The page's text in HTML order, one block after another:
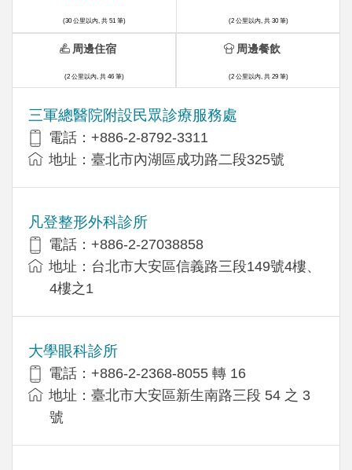
(30 公里以內, 共 51 筆)
三軍總醫院附設民眾診療服務處
電話：+886-2-8792-3311
地址：臺北市內湖區成功路二段325號
凡登整形外科診所
電話：+886-2-27038858
地址：台北市大安區信義路三段149號4樓、
4樓之1
大學眼科診所
電話：+886-2-2368-8055 轉 16
地址：臺北市大安區新生南路三段 54 之 3
號
(2 公里以內, 共 30 筆)
周邊住宿
(2 公里以內, 共 46 筆)
周邊餐飲
(2 公里以內, 共 29 筆)